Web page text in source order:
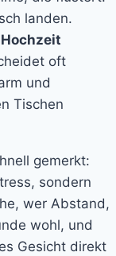
landen.
oft
und
Tischen
gemerkt:
sondern
wer Abstand,
wohl, und
Gesicht direkt